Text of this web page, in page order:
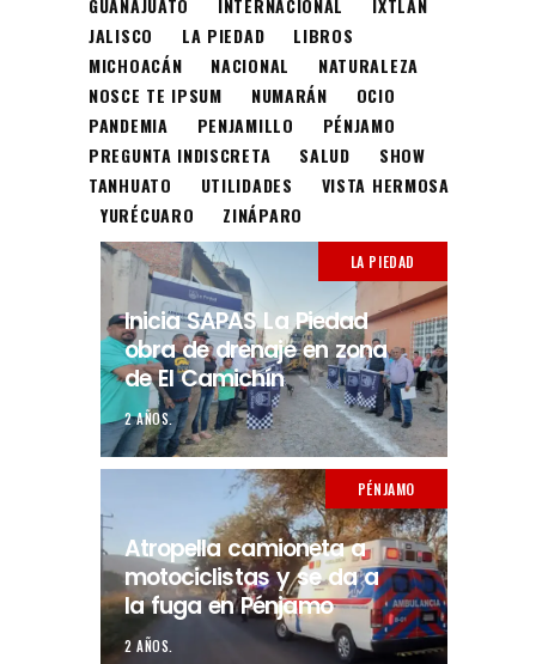
GUANAJUATO INTERNACIONAL
IXTLÁN
JALISCO
LA PIEDAD
LIBROS
MICHOACÁN
NACIONAL
NATURALEZA
NOSCE TE IPSUM
NUMARÁN
OCIO
PANDEMIA
PENJAMILLO
PÉNJAMO
PREGUNTA INDISCRETA
SALUD
SHOW
TANHUATO
UTILIDADES
VISTA HERMOSA
YURÉCUARO
ZINÁPARO
LA PIEDAD
Inicia SAPAS La Piedad
obra de drenaje en zona
de El Camichín
2 AÑOS.
PÉNJAMO
Atropella camioneta a
motociclistas y se da a
la fuga en Pénjamo
2 AÑOS.